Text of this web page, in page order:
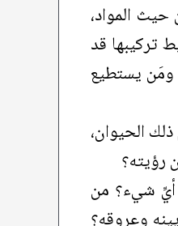
المواد،
تركيبها قد
ومَن يستطيع
الحيوان،
رؤيته؟
أيِّ شيء؟ من